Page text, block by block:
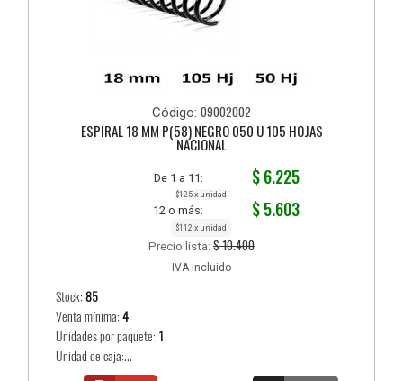
Código: 09002002
ESPIRAL 18 MM P(58) NEGRO 050 U 105 HOJAS
NACIONAL
De 1 a 11: $ 6.225
$125 x unidad
12 o más: $ 5.603
$112 x unidad
Precio lista: $ 10.400
IVA Incluido
Stock:85
Venta mínima:4
Unidades por paquete: 1
Unidad de caja:...